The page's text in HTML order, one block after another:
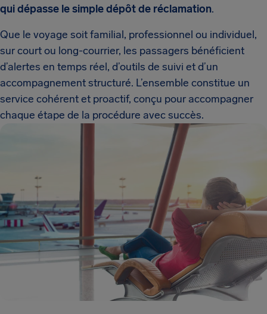
qui dépasse le simple dépôt de réclamation.
Que le voyage soit familial, professionnel ou individuel,
sur court ou long-courrier, les passagers bénéficient
d’alertes en temps réel, d’outils de suivi et d’un
accompagnement structuré. L’ensemble constitue un
service cohérent et proactif, conçu pour accompagner
chaque étape de la procédure avec succès.